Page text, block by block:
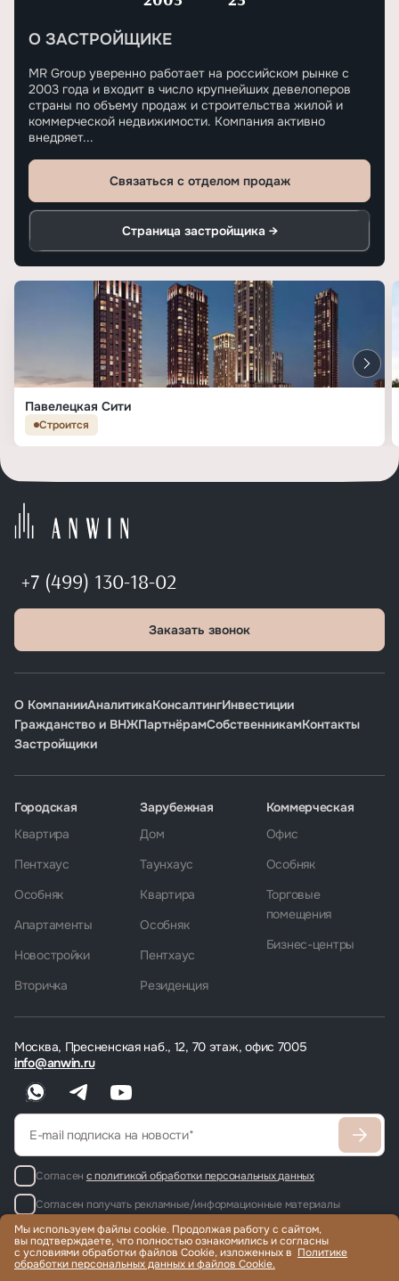
О ЗАСТРОЙЩИКЕ
MR Group уверенно работает на российском рынке с
2003 года и входит в число крупнейших девелоперов
страны по объему продаж и строительства жилой и
коммерческой недвижимости. Компания активно
внедряет...
Связаться с отделом продаж
Страница застройщика →
Павелецкая Сити
Строится
+7 (499) 130-18-02
Заказать звонок
О КомпанииАналитикаКонсалтингИнвестиции
Гражданство и ВНЖПартнёрамСобственникамКонтакты
Застройщики
Москва, Пресненская наб., 12, 70 этаж, офис 7005
info@anwin.ru
Согласен с политикой обработки персональных данных
Согласен получать рекламные/информационные материалы
Городская
Квартира
Пентхаус
Особняк
Апартаменты
Новостройки
Вторичка
Зарубежная
Дом
Таунхаус
Квартира
Особняк
Пентхаус
Резиденция
Коммерческая
Офис
Особняк
Торговые
помещения
Бизнес-центры
Продажа и аренда элитной недвижимости по всему миру, помощь
Мы используем файлы cookie. Продолжая работу с сайтом,
вы подтверждаете, что полностью ознакомились и согласны
с условиями обработки файлов Cookie, изложенных в Политике
обработки персональных данных и файлов Cookie.